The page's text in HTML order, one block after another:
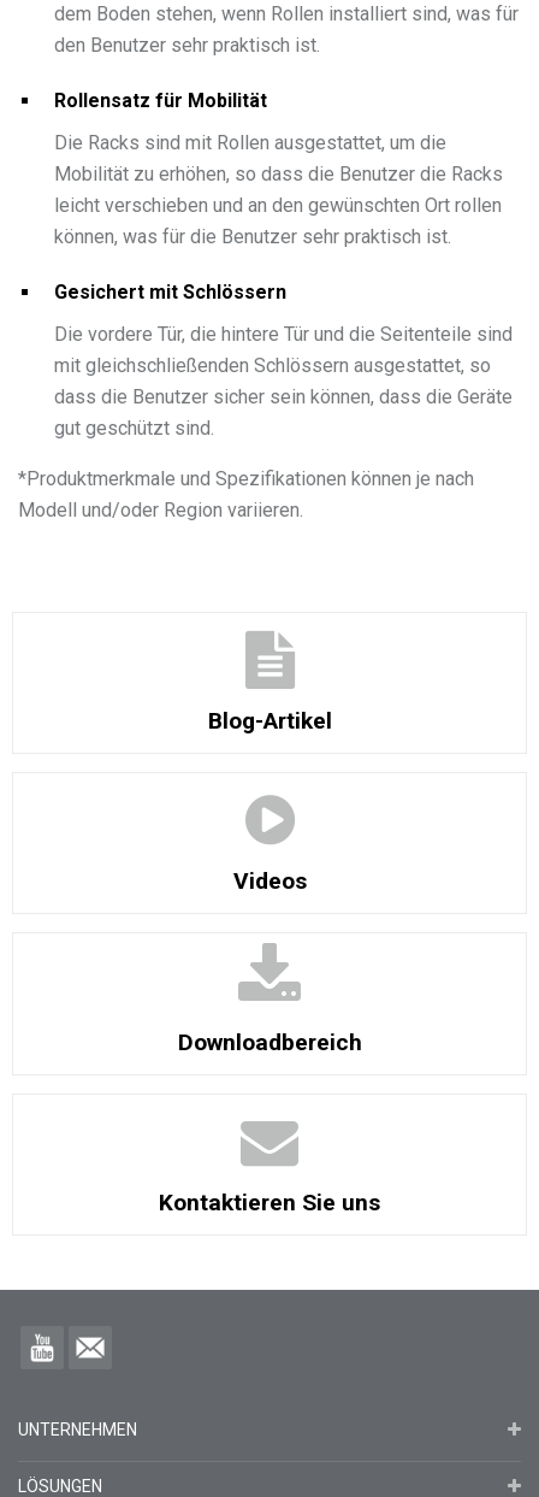
dem Boden stehen, wenn Rollen installiert sind, was für
den Benutzer sehr praktisch ist.
Rollensatz für Mobilität
Die Racks sind mit Rollen ausgestattet, um die
Mobilität zu erhöhen, so dass die Benutzer die Racks
leicht verschieben und an den gewünschten Ort rollen
können, was für die Benutzer sehr praktisch ist.
Gesichert mit Schlössern
Die vordere Tür, die hintere Tür und die Seitenteile sind
mit gleichschließenden Schlössern ausgestattet, so
dass die Benutzer sicher sein können, dass die Geräte
gut geschützt sind.
*Produktmerkmale und Spezifikationen können je nach
Modell und/oder Region variieren.
Blog-Artikel
Videos
Downloadbereich
Kontaktieren Sie uns
UNTERNEHMEN
LÖSUNGEN